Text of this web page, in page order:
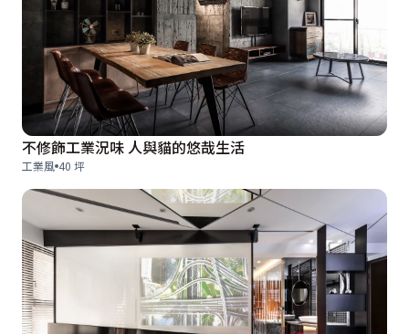
不修飾工業況味 人與貓的悠哉生活
工業風 40 坪